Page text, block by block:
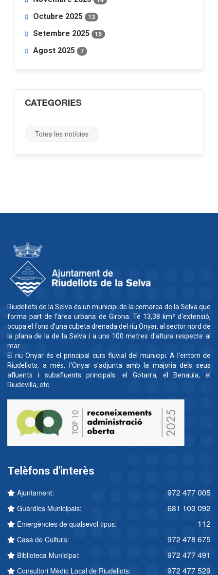
Octubre 2025 13
Setembre 2025 15
Agost 2025 7
CATEGORIES
Totes les notícies
Riudellots de la Selva és un municipi de la comarca de la Selva que
forma part de l'àrea urbana de Girona. Té 13,38 km² d'extensió,
ocupa el fons d'una cubeta drenada del riu Onyar, al sector nord de
la plana de la de la Selva i a uns 100 metres d'altura respecte al
mar.
El riu Onyar és el principal curs fluvial del municipi. A l'entorn de
Riudellots, a més, l'Onyar s'adjunta amb la majoria dels seus
afluents i subafluents principals: el Gotarra, el Benaula, el
Riudevilla, etc.
Telèfons d'interès
Ajuntament: 972 477 005
Guàrdies Municipals: 681 103 092
Emergències de qualsevol tipus: 112
Casa de Cultura: 972 478 675
Biblioteca Municipal: 972 477 491
Consultori Mèdic Local de Riudellots: 972 477 529